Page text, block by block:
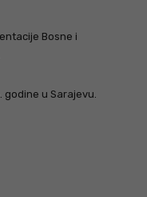
Bosne i
u Sarajevu.